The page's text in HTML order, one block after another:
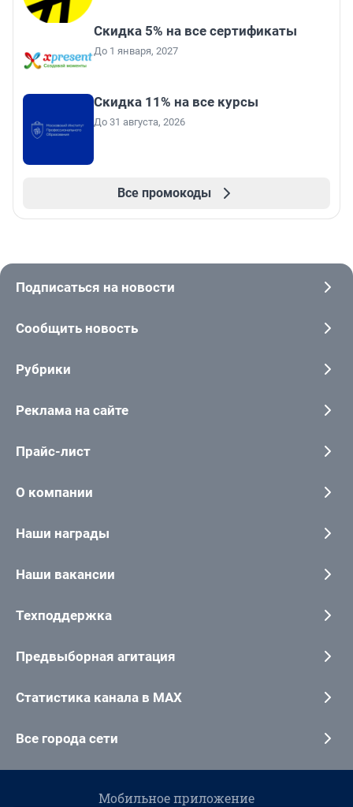
Скидка 5% на все сертификаты
До 1 января, 2027
Скидка 11% на все курсы
До 31 августа, 2026
Все промокоды
Подписаться на новости
Сообщить новость
Рубрики
Реклама на сайте
Прайс-лист
О компании
Наши награды
Наши вакансии
Техподдержка
Предвыборная агитация
Статистика канала в MAX
Все города сети
Мобильное приложение